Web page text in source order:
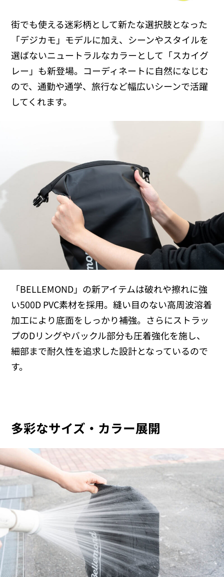
街でも使える迷彩柄として新たな選択肢となった
「デジカモ」モデルに加え、シーンやスタイルを
選ばないニュートラルなカラーとして「スカイグ
レー」も新登場。コーディネートに自然になじむ
ので、通勤や通学、旅行など幅広いシーンで活躍
してくれます。
「BELLEMOND」の新アイテムは破れや擦れに強
い500D PVC素材を採用。縫い目のない高周波溶着
加工により底面をしっかり補強。さらにストラッ
プのDリングやバックル部分も圧着強化を施し、
細部まで耐久性を追求した設計となっているので
す。
多彩なサイズ・カラー展開